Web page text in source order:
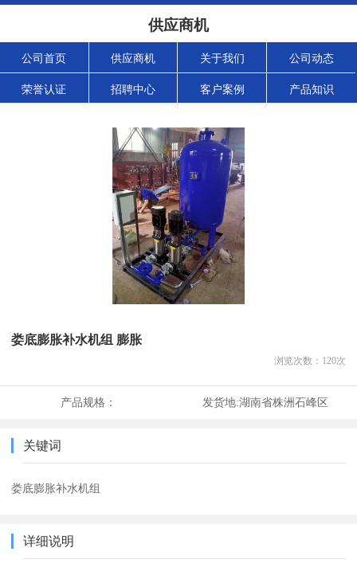
供应商机
公司首页 供应商机 关于我们 公司动态
荣誉认证 招聘中心 客户案例 产品知识
娄底膨胀补水机组 膨胀
浏览次数： 120次
产品规格： 发货地:湖南省株洲石峰区
关键词
娄底膨胀补水机组
详细说明